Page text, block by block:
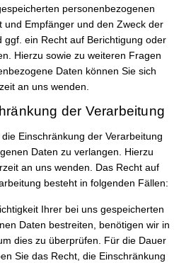
personenbezogenen
und Empfänger und den Zweck der
ggf. ein Recht auf Berichtigung oder
Hierzu sowie zu weiteren Fragen
Daten können Sie sich
an uns wenden.
der Verarbeitung
Einschränkung der Verarbeitung
Daten zu verlangen. Hierzu
an uns wenden. Das Recht auf
besteht in folgenden Fällen:
Ihrer bei uns gespeicherten
Daten bestreiten, benötigen wir in
dies zu überprüfen. Für die Dauer
Sie das Recht, die Einschränkung